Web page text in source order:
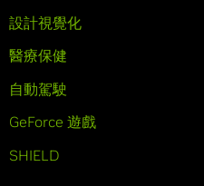
設計視覺化
醫療保健
自動駕駛
GeForce 遊戲
SHIELD